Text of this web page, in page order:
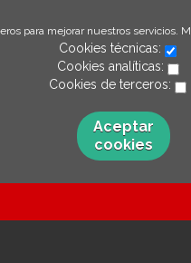
para mejorar nuestros servicios.
Cookies técnicas:
Cookies analíticas:
Cookies de terceros:
Aceptar
cookies